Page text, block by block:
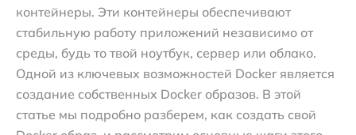
контейнеры. Эти контейнеры обеспечивают
стабильную работу приложений независимо от
среды, будь то твой ноутбук, сервер или облако.
Одной из ключевых возможностей Docker является
создание собственных Docker образов. В этой
статье мы подробно разберем, как создать свой